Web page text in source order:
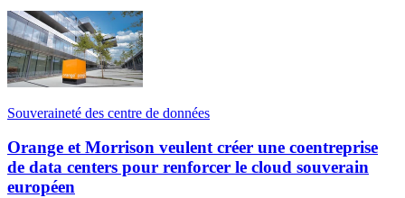
Souveraineté des centre de données
Orange et Morrison veulent créer une coentreprise
de data centers pour renforcer le cloud souverain
européen